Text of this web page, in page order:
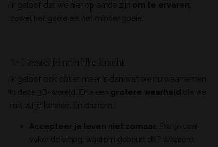
Ik geloof dat we hier op aarde zijn om te ervaren,
zowel het goeie als het minder goeie.
Ik geloof ook dat er meer is dan wat we nu waarnemen
in deze 3D-wereld. Er is een grotere waarheid die we
niet altijd kennen. En daarom:
Accepteer je leven niet zomaar. Stel je veel
vaker de vraag: waarom gebeurt dit? Waarom